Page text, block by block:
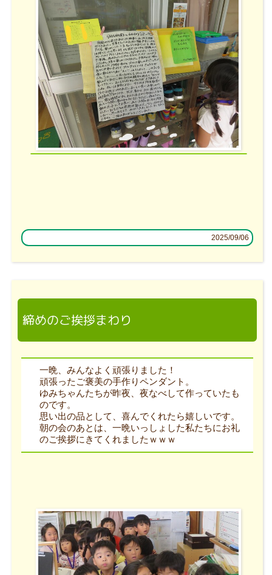
2025/09/06
締めのご挨拶まわり
一晩、みんなよく頑張りました！
頑張ったご褒美の手作りペンダント。
ゆみちゃんたちが昨夜、夜なべして作っていたも
のです。
思い出の品として、喜んでくれたら嬉しいです。
朝の会のあとは、一晩いっしょした私たちにお礼
のご挨拶にきてくれましたｗｗｗ